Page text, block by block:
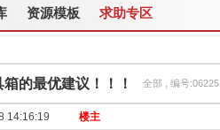
资源模板 求助专区
的最优建议！！！ 全部 , 编号:06225
14:16:19 楼主